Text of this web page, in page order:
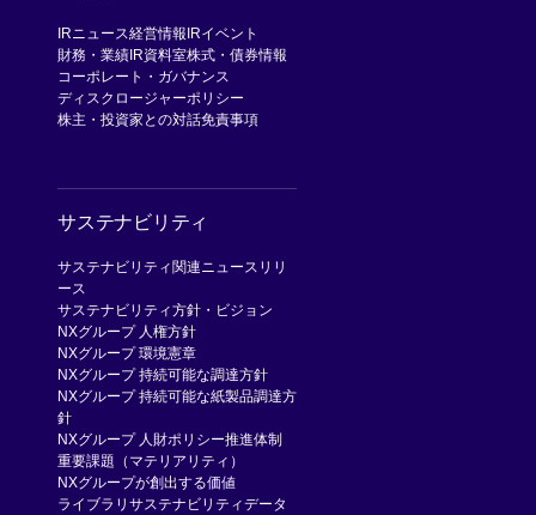
IRニュース経営情報IRイベント
財務・業績IR資料室株式・債券情報
コーポレート・ガバナンス
ディスクロージャーポリシー
株主・投資家との対話免責事項
サステナビリティ
サステナビリティ関連ニュースリリ
ース
サステナビリティ方針・ビジョン
NXグループ 人権方針
NXグループ 環境憲章
NXグループ 持続可能な調達方針
NXグループ 持続可能な紙製品調達方
針
NXグループ 人財ポリシー推進体制
重要課題（マテリアリティ）
NXグループが創出する価値
ライブラリ サステナビリティデータ